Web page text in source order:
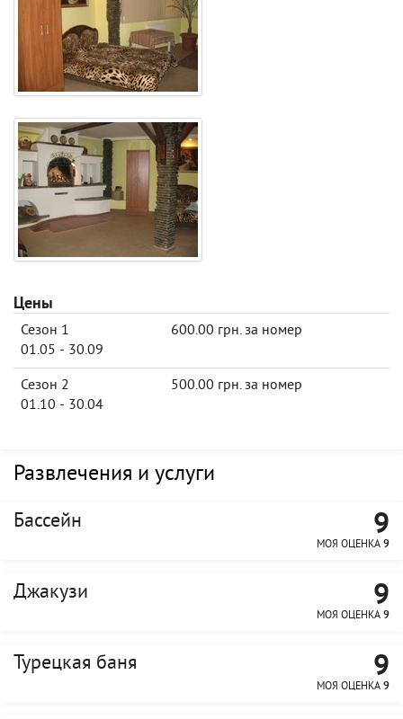
Цены
Сезон 1
01.05 - 30.09
600.00 грн. за номер
Сезон 2
01.10 - 30.04
500.00 грн. за номер
Развлечения и услуги
Бассейн 9
МОЯ ОЦЕНКА 9
Джакузи 9
МОЯ ОЦЕНКА 9
Турецкая баня 9
МОЯ ОЦЕНКА 9